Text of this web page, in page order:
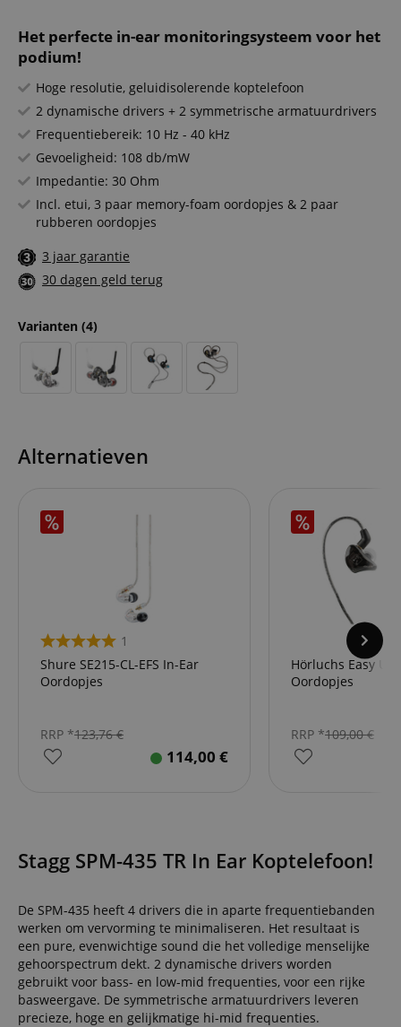
Het perfecte in-ear monitoringsysteem voor het
podium!
Hoge resolutie, geluidisolerende koptelefoon
2 dynamische drivers + 2 symmetrische armatuurdrivers
Frequentiebereik: 10 Hz - 40 kHz
Gevoeligheid: 108 db/mW
Impedantie: 30 Ohm
Incl. etui, 3 paar memory-foam oordopjes & 2 paar
rubberen oordopjes
3 jaar garantie
30 dagen geld terug
Varianten (4)
Alternatieven
1
Shure SE215-CL-EFS In-Ear
Oordopjes
RRP *123,76€
114,00 €
Hörluchs Easy Up
Oordopjes
RRP *109,00€
Stagg SPM-435 TR In Ear Koptelefoon!
De SPM-435 heeft 4 drivers die in aparte frequentiebanden
werken om vervorming te minimaliseren. Het resultaat is
een pure, evenwichtige sound die het volledige menselijke
gehoorspectrum dekt. 2 dynamische drivers worden
gebruikt voor bass- en low-mid frequenties, voor een rijke
basweergave. De symmetrische armatuurdrivers leveren
precieze, hoge en gelijkmatige hi-mid frequenties.